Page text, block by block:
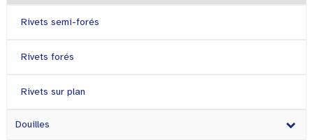
Rivets semi-forés
Rivets forés
Rivets sur plan
Douilles